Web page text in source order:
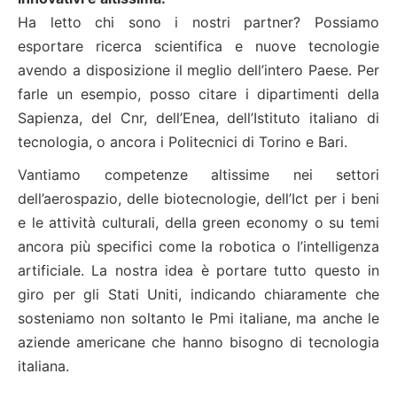
Ha letto chi sono i nostri partner? Possiamo
esportare ricerca scientifica e nuove tecnologie
avendo a disposizione il meglio dell’intero Paese. Per
farle un esempio, posso citare i dipartimenti della
Sapienza, del Cnr, dell’Enea, dell’Istituto italiano di
tecnologia, o ancora i Politecnici di Torino e Bari.
Vantiamo competenze altissime nei settori
dell’aerospazio, delle biotecnologie, dell’Ict per i beni
e le attività culturali, della green economy o su temi
ancora più specifici come la robotica o l’intelligenza
artificiale. La nostra idea è portare tutto questo in
giro per gli Stati Uniti, indicando chiaramente che
sosteniamo non soltanto le Pmi italiane, ma anche le
aziende americane che hanno bisogno di tecnologia
italiana.